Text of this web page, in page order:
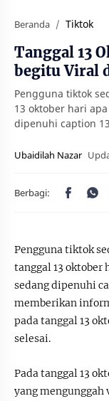
Beranda Tiktok
Tanggal 13
begitu Viral
Pengguna tiktok
13 oktober hari
dipenuhi caption
Pengguna tiktok
tanggal 13
sedang dipenuhi
memberikan
pada tanggal 13
selesai.
Pada tanggal 13
yang mengunggah